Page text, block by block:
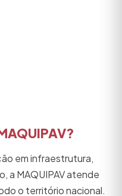
em infraestrutura,
a MAQUIPAV atende
o território nacional.